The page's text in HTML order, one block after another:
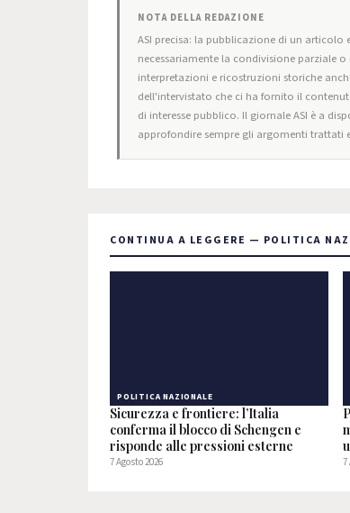
NOTA DELLA REDAZIONE
ASI precisa: la pubblicazione di un
necessariamente la condivisione parziale
interpretazioni e ricostruzioni storiche
dell'intervistato che ci ha fornito il
di interesse pubblico. Il giornale ASI è a
approfondire sempre gli argomenti trattati
CONTINUA A LEGGERE — POLITICA
POLITICA NAZIONALE
Sicurezza e frontiere: l’Italia
conferma il blocco di Schengen e
risponde alle pressioni esterne
7 Agosto 2026 7